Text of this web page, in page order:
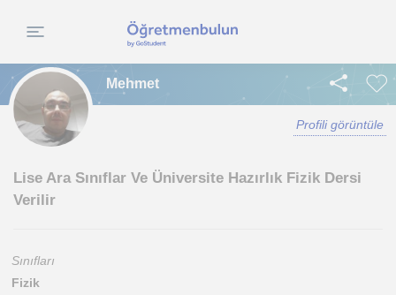
Mehmet
Profili görüntüle
Lise Ara Sınıflar Ve Üniversite Hazırlık Fizik Dersi
Verilir
Sınıfları
Fizik